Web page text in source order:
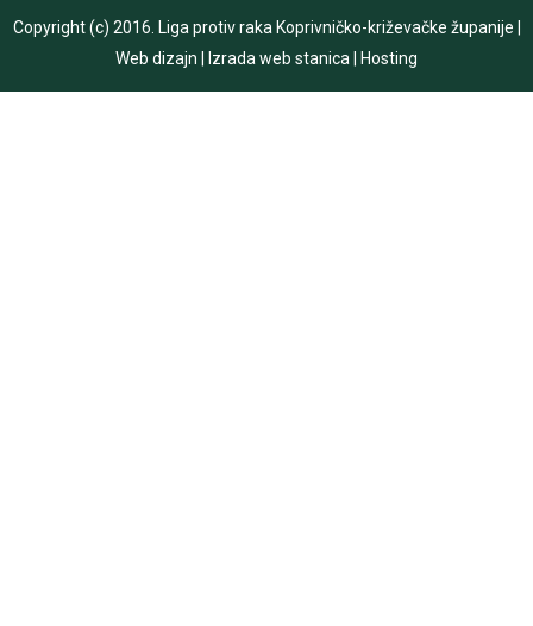
Copyright (c) 2016. Liga protiv raka Koprivničko-križevačke županije
Web dizajn
Izrada web stanica Hosting